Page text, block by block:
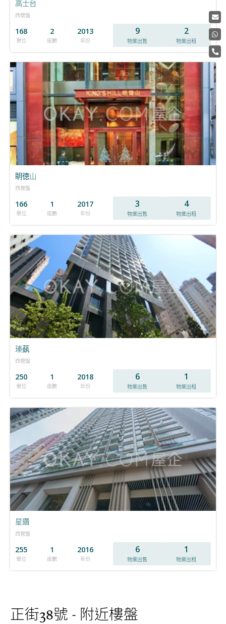
高士台
西營盤
168
單位
2
座數
2013
年份
9
物業出售
2
物業出租
眀徳山
西營盤
166
單位
1
座數
2017
年份
3
物業出售
4
物業出租
瑧蓺
西營盤
250
單位
1
座數
2018
年份
6
物業出售
1
物業出租
星鑽
西營盤
255
單位
1
座數
2016
年份
6
物業出售
1
物業出租
正街38號 - 附近樓盤